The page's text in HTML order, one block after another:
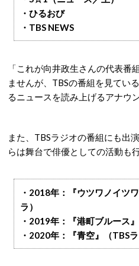
・ひるおび
・TBS NEWS
「これが向井政生さんの代表番
ませんが、TBSの番組を見てい
るニュースを読み上げるアナウ
また、TBSラジオの番組にも出
らは舞台で俳優としての活動も
・2018年：『ウツワノイツ
ラ）
・2019年：『港町ブルース
・2020年：『青空』（TBSラ